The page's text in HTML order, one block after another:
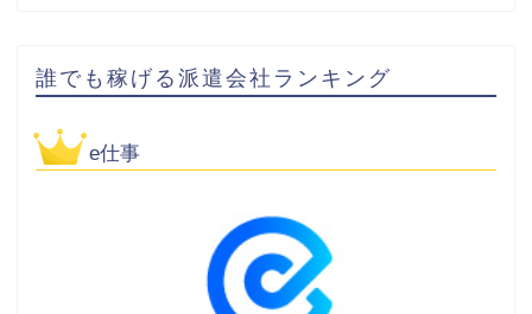
誰でも稼げる派遣会社ランキング
e仕事